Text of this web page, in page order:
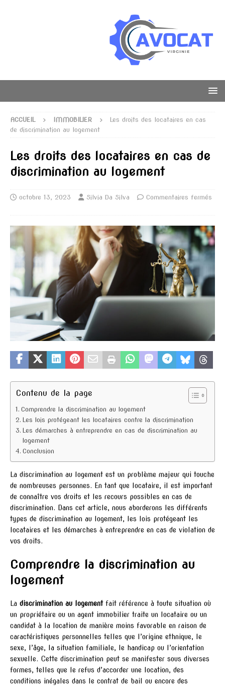
ACCUEIL IMMOBILIER
Les droits des locataires en cas
de discrimination au logement
Les droits des locataires en cas de
discrimination au logement
octobre 13, 2023 Silvia Da Silva Commentaires fermés
Contenu de la page
Comprendre la discrimination au logement
Les lois protégeant les locataires contre la discrimination
Les démarches à entreprendre en cas de discrimination au
logement
Conclusion
La discrimination au logement est un problème majeur qui touche
de nombreuses personnes. En tant que locataire, il est important
de connaître vos droits et les recours possibles en cas de
discrimination. Dans cet article, nous aborderons les différents
types de discrimination au logement, les lois protégeant les
locataires et les démarches à entreprendre en cas de violation de
vos droits.
Comprendre la discrimination au
logement
La discrimination au logementfait référence à toute situation où
un propriétaire ou un agent immobilier traite un locataire ou un
candidat à la location de manière moins favorable en raison de
caractéristiques personnelles telles que l’origine ethnique, le
sexe, l’âge, la situation familiale, le handicap ou l’orientation
sexuelle. Cette discrimination peut se manifester sous diverses
formes, telles que le refus d’accorder une location, des
conditions inégales dans le contrat de bail ou encore des